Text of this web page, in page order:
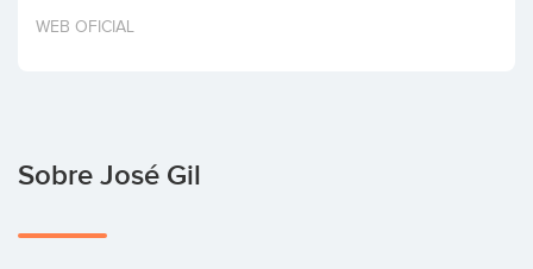
Invertir
WEB OFICIAL
Sobre José Gil